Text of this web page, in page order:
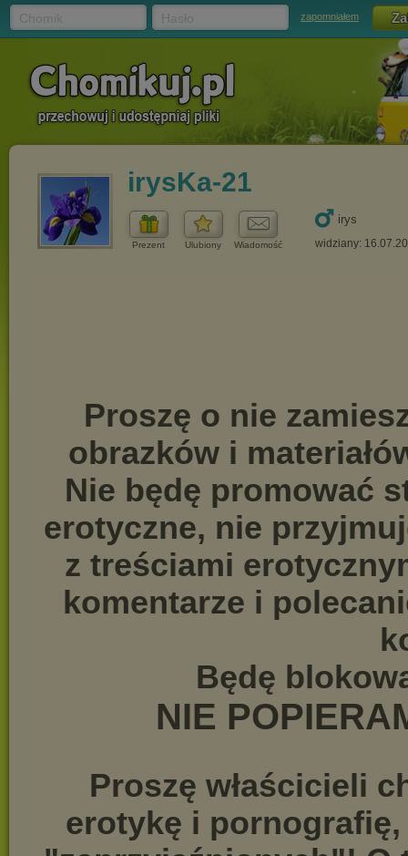
zapomniałem
irysKa-21
Prezent Ulubiony Wiadomość
irys
widziany: